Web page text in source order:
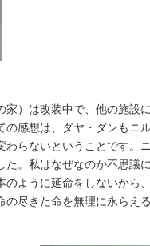
）は改装中で、他の施設
感想は、ダヤ・ダンもニ
らないということです。
。私はなぜなのか不思議
ように延命をしないから
尽きた命を無理に永らえ